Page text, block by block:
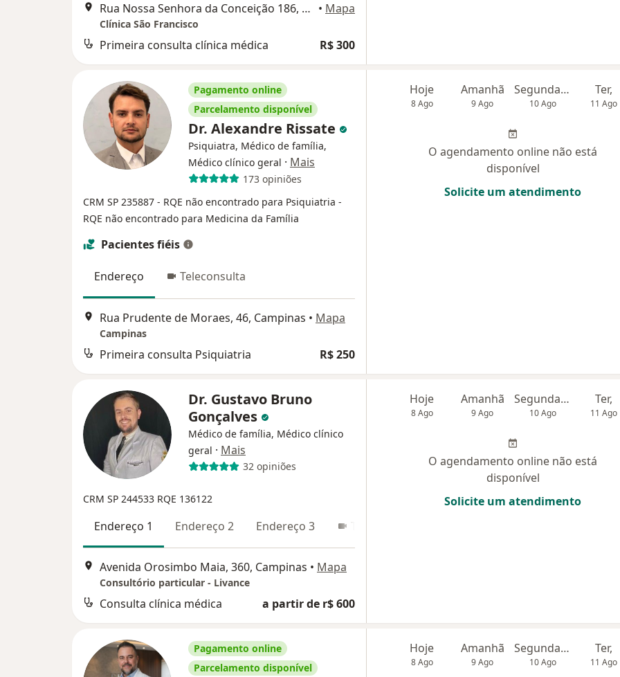
Rua Nossa Senhora da Conceição 186, Paulínia • Mapa
Clínica São Francisco
Primeira consulta clínica médica R$ 300
Pagamento online
Parcelamento disponível
Dr. Alexandre Rissate
Psiquiatra, Médico de família,
Médico clínico geral · Mais
173 opiniões
CRM SP 235887 - RQE não encontrado para Psiquiatria -
RQE não encontrado para Medicina da Família
Pacientes fiéis
Endereço Teleconsulta
Rua Prudente de Moraes, 46, Campinas • Mapa
Campinas
Primeira consulta Psiquiatria R$ 250
Hoje
8 Ago
Amanhã
9 Ago
Segunda-feira
10 Ago
Ter,
11 Ago
O agendamento online não está
disponível
Solicite um atendimento
Dr. Gustavo Bruno
Gonçalves
Médico de família, Médico clínico
geral · Mais
32 opiniões
CRM SP 244533 RQE 136122
Endereço 1 Endereço 2 Endereço 3 Teleconsulta
Avenida Orosimbo Maia, 360, Campinas • Mapa
Consultório particular - Livance
Consulta clínica médica a partir de r$ 600
Hoje
8 Ago
Amanhã
9 Ago
Segunda-feira
10 Ago
Ter,
11 Ago
O agendamento online não está
disponível
Solicite um atendimento
Pagamento online
Parcelamento disponível
Hoje
8 Ago
Amanhã
9 Ago
Segunda-feira
10 Ago
Ter,
11 Ago